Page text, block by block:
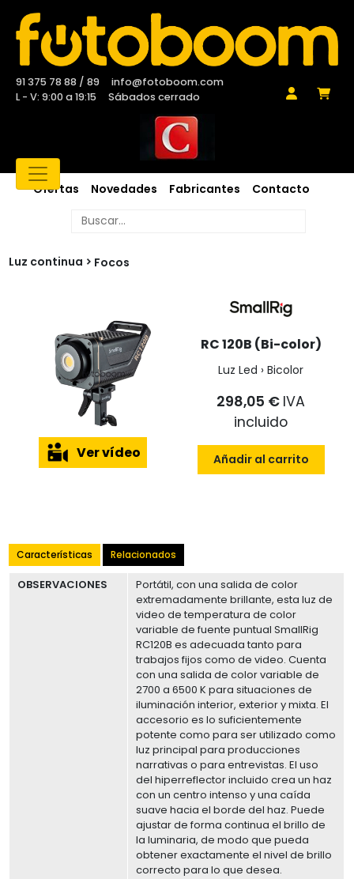
91 375 78 88 / 89
info@fotoboom.com
L - V: 9:00 a 19:15
Sábados cerrado
Ofertas Novedades Fabricantes Contacto
Luz continua Focos
Ver vídeo
RC 120B (Bi-color)
Luz Led › Bicolor
298,05 € IVA
incluido
Añadir al carrito
Características Relacionados
OBSERVACIONES
Portátil, con una salida de color
extremadamente brillante, esta luz de
video de temperatura de color
variable de fuente puntual SmallRig
RC120B es adecuada tanto para
trabajos fijos como de video. Cuenta
con una salida de color variable de
2700 a 6500 K para situaciones de
iluminación interior, exterior y mixta. El
accesorio es lo suficientemente
potente como para ser utilizado como
luz principal para producciones
narrativas o para entrevistas. El uso
del hiperreflector incluido crea un haz
con un centro intenso y una caída
suave hacia el borde del haz. Puede
ajustar de forma continua el brillo de
la luminaria, de modo que pueda
obtener exactamente el nivel de brillo
correcto para lo que desea.